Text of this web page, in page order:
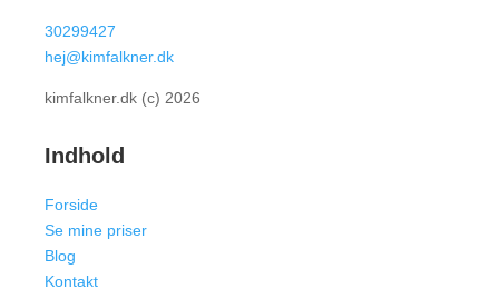
30299427
hej@kimfalkner.dk
kimfalkner.dk (c) 2026
Indhold
Forside
Se mine priser
Blog
Kontakt